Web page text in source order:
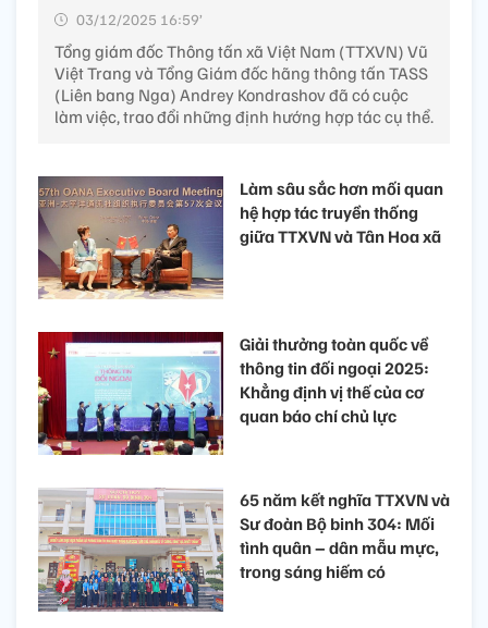
03/12/2025 16:59’
Tổng giám đốc Thông tấn xã Việt Nam (TTXVN) Vũ
Việt Trang và Tổng Giám đốc hãng thông tấn TASS
(Liên bang Nga) Andrey Kondrashov đã có cuộc
làm việc, trao đổi những định hướng hợp tác cụ thể.
Làm sâu sắc hơn mối quan
hệ hợp tác truyền thống
giữa TTXVN và Tân Hoa xã
Giải thưởng toàn quốc về
thông tin đối ngoại 2025:
Khẳng định vị thế của cơ
quan báo chí chủ lực
65 năm kết nghĩa TTXVN và
Sư đoàn Bộ binh 304: Mối
tình quân – dân mẫu mực,
trong sáng hiếm có